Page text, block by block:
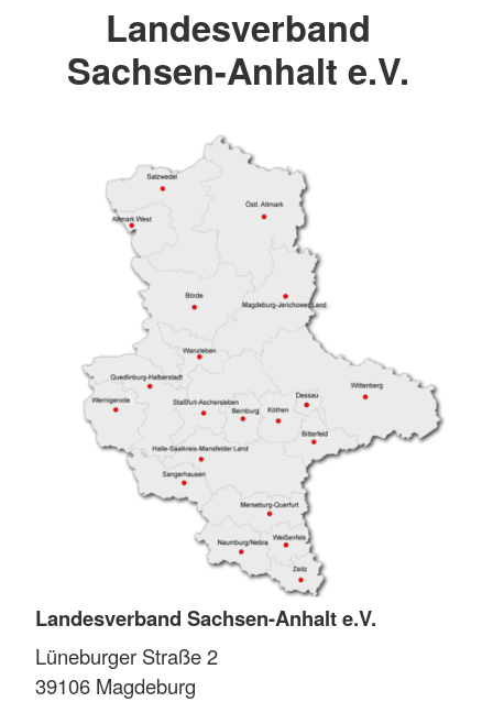
Landesverband
Sachsen-Anhalt e.V.
Landesverband Sachsen-Anhalt e.V.
Lüneburger Straße 2
39106 Magdeburg